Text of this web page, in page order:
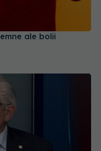
ale bolii